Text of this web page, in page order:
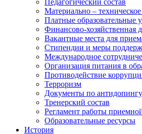
Педагогический состав
Материально –
Платные образовательные
Финансово-хозяйственная
Вакантные места для
Стипендии и меры
Международное
Организация питания в
Противодействие
Терроризм
Документы по антидопингу
Тренерский состав
Регламент работы
Образовательные ресурсы
История